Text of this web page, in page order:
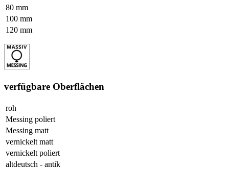
80 mm
100 mm
120 mm
verfügbare Oberflächen
roh
Messing poliert
Messing matt
vernickelt matt
vernickelt poliert
altdeutsch - antik